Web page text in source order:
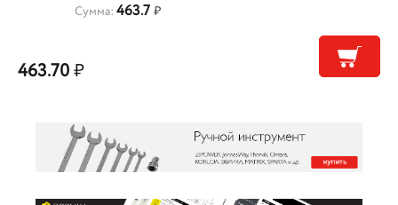
Сумма: 463.7 ₽
463.70₽